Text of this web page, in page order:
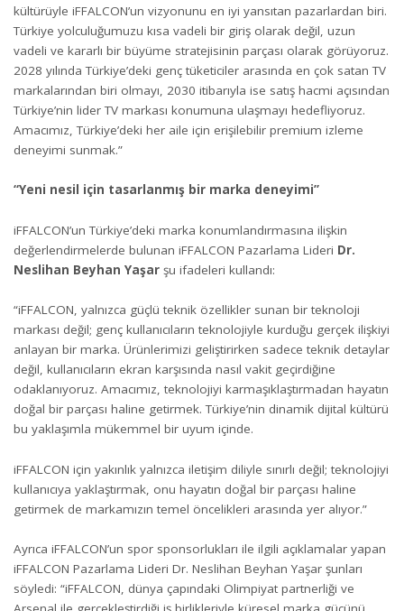
kültürüyle iFFALCON’un vizyonunu en iyi yansıtan pazarlardan biri.
Türkiye yolculuğumuzu kısa vadeli bir giriş olarak değil, uzun
vadeli ve kararlı bir büyüme stratejisinin parçası olarak görüyoruz.
2028 yılında Türkiye’deki genç tüketiciler arasında en çok satan TV
markalarından biri olmayı, 2030 itibarıyla ise satış hacmi açısından
Türkiye’nin lider TV markası konumuna ulaşmayı hedefliyoruz.
Amacımız, Türkiye’deki her aile için erişilebilir premium izleme
deneyimi sunmak.”
“Yeni nesil için tasarlanmış bir marka deneyimi”
iFFALCON’un Türkiye’deki marka konumlandırmasına ilişkin
değerlendirmelerde bulunan iFFALCON Pazarlama Lideri Dr.
Neslihan Beyhan Yaşar şu ifadeleri kullandı:
“iFFALCON, yalnızca güçlü teknik özellikler sunan bir teknoloji
markası değil; genç kullanıcıların teknolojiyle kurduğu gerçek ilişkiyi
anlayan bir marka. Ürünlerimizi geliştirirken sadece teknik detaylar
değil, kullanıcıların ekran karşısında nasıl vakit geçirdiğine
odaklanıyoruz. Amacımız, teknolojiyi karmaşıklaştırmadan hayatın
doğal bir parçası haline getirmek. Türkiye’nin dinamik dijital kültürü
bu yaklaşımla mükemmel bir uyum içinde.
iFFALCON için yakınlık yalnızca iletişim diliyle sınırlı değil; teknolojiyi
kullanıcıya yaklaştırmak, onu hayatın doğal bir parçası haline
getirmek de markamızın temel öncelikleri arasında yer alıyor.”
Ayrıca iFFALCON’un spor sponsorlukları ile ilgili açıklamalar yapan
iFFALCON Pazarlama Lideri Dr. Neslihan Beyhan Yaşar şunları
söyledi: “iFFALCON, dünya çapındaki Olimpiyat partnerliği ve